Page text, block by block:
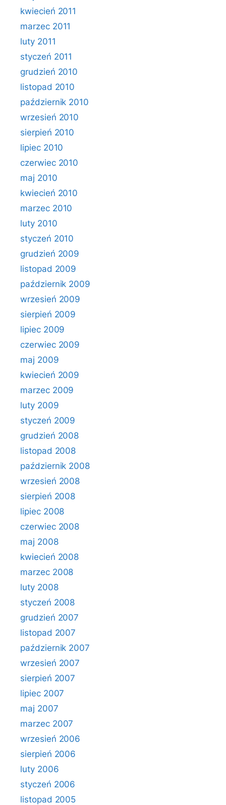
kwiecień 2011
marzec 2011
luty 2011
styczeń 2011
grudzień 2010
listopad 2010
październik 2010
wrzesień 2010
sierpień 2010
lipiec 2010
czerwiec 2010
maj 2010
kwiecień 2010
marzec 2010
luty 2010
styczeń 2010
grudzień 2009
listopad 2009
październik 2009
wrzesień 2009
sierpień 2009
lipiec 2009
czerwiec 2009
maj 2009
kwiecień 2009
marzec 2009
luty 2009
styczeń 2009
grudzień 2008
listopad 2008
październik 2008
wrzesień 2008
sierpień 2008
lipiec 2008
czerwiec 2008
maj 2008
kwiecień 2008
marzec 2008
luty 2008
styczeń 2008
grudzień 2007
listopad 2007
październik 2007
wrzesień 2007
sierpień 2007
lipiec 2007
maj 2007
marzec 2007
wrzesień 2006
sierpień 2006
luty 2006
styczeń 2006
listopad 2005